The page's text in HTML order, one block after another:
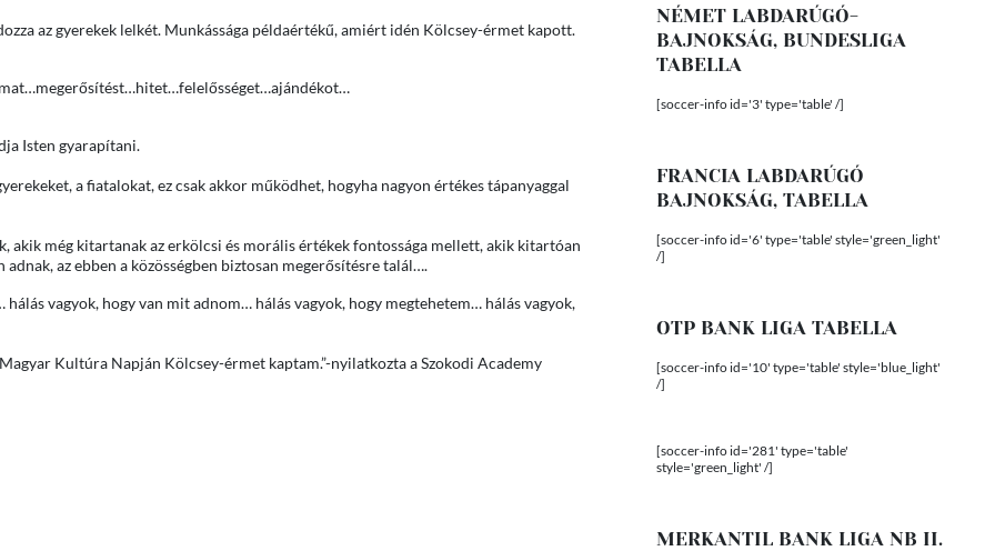
az gyerekek lelkét. Munkássága példaértékű, amiért idén Kölcsey-érmet kapott.
Isten gyarapítani.
a fiatalokat, ez csak akkor működhet, hogyha nagyon értékes tápanyaggal
akik még kitartanak az erkölcsi és morális értékek fontossága mellett, akik kitartóan
az ebben a közösségben biztosan megerősítésre talál….
vagyok, hogy van mit adnom… hálás vagyok, hogy megtehetem… hálás vagyok,
Kultúra Napján Kölcsey-érmet kaptam.”-nyilatkozta a Szokodi Academy
NÉMET LABDARÚGÓ-
BAJNOKSÁG, BUNDESLIGA
TABELLA
[soccer-info id='3' type='table' /]
FRANCIA LABDARÚGÓ
BAJNOKSÁG, TABELLA
[soccer-info id='6' type='table' style='green_light'
/]
OTP BANK LIGA TABELLA
[soccer-info id='10' type='table' style='blue_light'
/]
[soccer-info id='281' type='table'
style='green_light' /]
MERKANTIL BANK LIGA NB II.